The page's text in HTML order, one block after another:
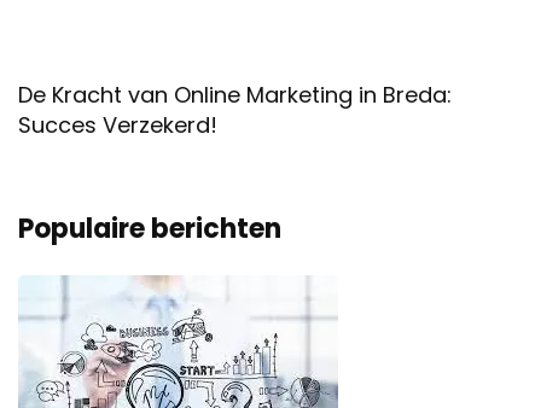
De Kracht van Online Marketing in Breda:
Succes Verzekerd!
Populaire berichten